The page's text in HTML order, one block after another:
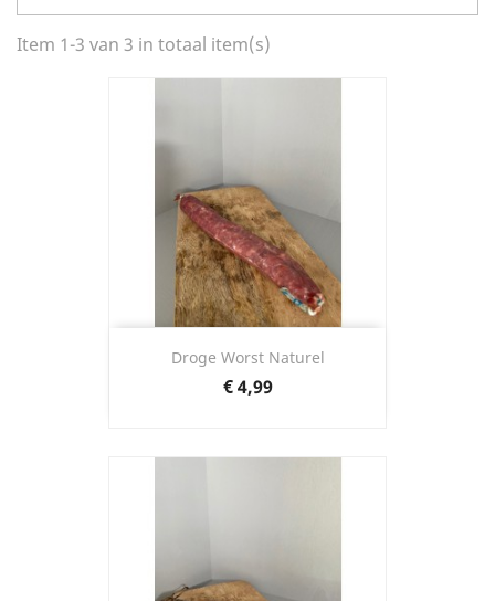
Item 1-3 van 3 in totaal item(s)
Droge Worst Naturel
Prijs
€ 4,99